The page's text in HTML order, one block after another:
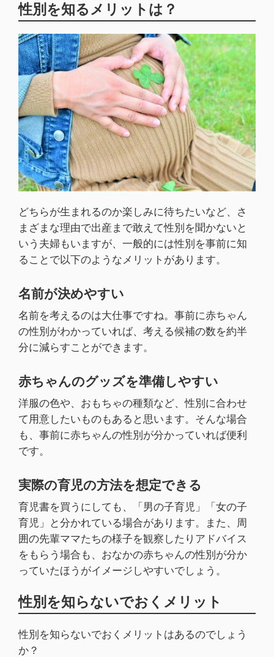
性別を知るメリットは？
どちらが生まれるのか楽しみに待ちたいなど、さ
まざまな理由で出産まで敢えて性別を聞かないと
いう夫婦もいますが、一般的には性別を事前に知
ることで以下のようなメリットがあります。
名前が決めやすい
名前を考えるのは大仕事ですね。事前に赤ちゃん
の性別がわかっていれば、考える候補の数を約半
分に減らすことができます。
赤ちゃんのグッズを準備しやすい
洋服の色や、おもちゃの種類など、性別に合わせ
て用意したいものもあると思います。そんな場合
も、事前に赤ちゃんの性別が分かっていれば便利
です。
実際の育児の方法を想定できる
育児書を買うにしても、「男の子育児」「女の子
育児」と分かれている場合があります。また、周
囲の先輩ママたちの様子を観察したりアドバイス
をもらう場合も、おなかの赤ちゃんの性別が分か
っていたほうがイメージしやすいでしょう。
性別を知らないでおくメリット
性別を知らないでおくメリットはあるのでしょう
か？